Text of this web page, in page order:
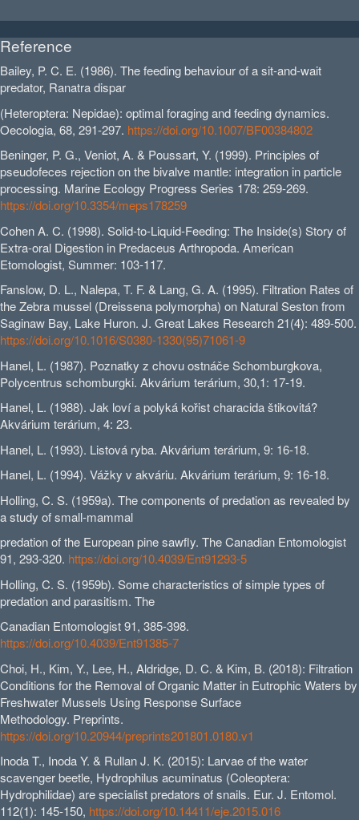
Reference
Bailey, P. C. E. (1986). The feeding behaviour of a sit-and-wait
predator, Ranatra dispar
(Heteroptera: Nepidae): optimal foraging and feeding dynamics.
Oecologia, 68, 291-297. https://doi.org/10.1007/BF00384802
Beninger, P. G., Veniot, A. & Poussart, Y. (1999). Principles of
pseudofeces rejection on the bivalve mantle: integration in particle
processing. Marine Ecology Progress Series 178: 259-269.
https://doi.org/10.3354/meps178259
Cohen A. C. (1998). Solid-to-Liquid-Feeding: The Inside(s) Story of
Extra-oral Digestion in Predaceus Arthropoda. American
Etomologist, Summer: 103-117.
Fanslow, D. L., Nalepa, T. F. & Lang, G. A. (1995). Filtration Rates of
the Zebra mussel (Dreissena polymorpha) on Natural Seston from
Saginaw Bay, Lake Huron. J. Great Lakes Research 21(4): 489-500.
https://doi.org/10.1016/S0380-1330(95)71061-9
Hanel, L. (1987). Poznatky z chovu ostnáče Schomburgkova,
Polycentrus schomburgki. Akvárium terárium, 30,1: 17-19.
Hanel, L. (1988). Jak loví a polyká kořist characida štikovitá?
Akvárium terárium, 4: 23.
Hanel, L. (1993). Listová ryba. Akvárium terárium, 9: 16-18.
Hanel, L. (1994). Vážky v akváriu. Akvárium terárium, 9: 16-18.
Holling, C. S. (1959a). The components of predation as revealed by
a study of small-mammal
predation of the European pine sawfly. The Canadian Entomologist
91, 293-320. https://doi.org/10.4039/Ent91293-5
Holling, C. S. (1959b). Some characteristics of simple types of
predation and parasitism. The
Canadian Entomologist 91, 385-398.
https://doi.org/10.4039/Ent91385-7
Choi, H., Kim, Y., Lee, H., Aldridge, D. C. & Kim, B. (2018): Filtration
Conditions for the Removal of Organic Matter in Eutrophic Waters by
Freshwater Mussels Using Response Surface
Methodology. Preprints.
https://doi.org/10.20944/preprints201801.0180.v1
Inoda T., Inoda Y. & Rullan J. K. (2015): Larvae of the water
scavenger beetle, Hydrophilus acuminatus (Coleoptera:
Hydrophilidae) are specialist predators of snails. Eur. J. Entomol.
112(1): 145-150, https://doi.org/10.14411/eje.2015.016